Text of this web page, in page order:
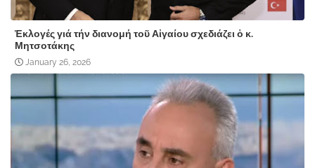
Ἐκλογές γιά τήν διανομή τοῦ Αἰγαίου σχεδιάζει ὁ κ.
Μητσοτάκης
January 26, 2026